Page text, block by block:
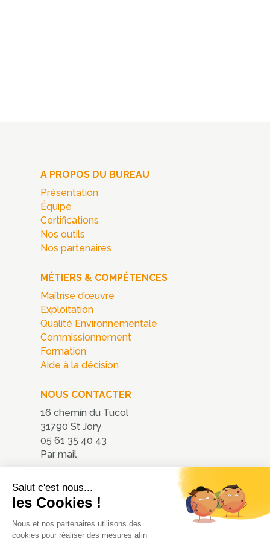
A PROPOS DU BUREAU
Présentation
Équipe
Certifications
Nos outils
Nos partenaires
MÉTIERS & COMPÉTENCES
Maîtrise d’œuvre
Exploitation
Qualité Environnementale
Commissionnement
Formation
Aide à la décision
NOUS CONTACTER
16 chemin du Tucol
31790 St Jory
05 61 35 40 43
Par mail
Nous localiser
Salut c'est nous...
les Cookies !
Nous et nos partenaires utilisons des
cookies pour réaliser des mesures afin